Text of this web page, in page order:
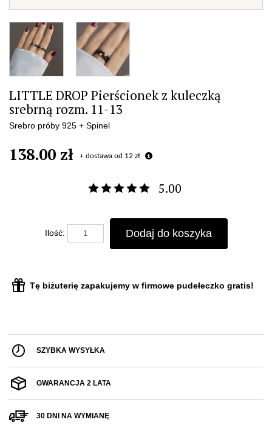
LITTLE DROP Pierścionek z kuleczką
srebrną rozm. 11-13
Srebro próby 925 + Spinel
138.00 zł + dostawa od 12 zł
5.00
Ilość: Dodaj do koszyka
Tę biżuterię zapakujemy w firmowe pudełeczko gratis!
SZYBKA WYSYŁKA
GWARANCJA 2 LATA
30 DNI NA WYMIANĘ